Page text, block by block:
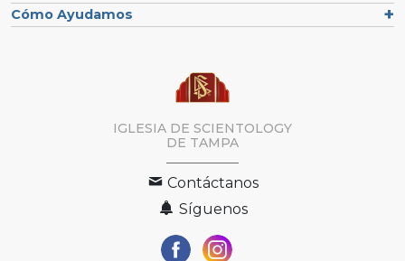
Cómo Ayudamos
IGLESIA DE SCIENTOLOGY
DE TAMPA
Contáctanos
Síguenos